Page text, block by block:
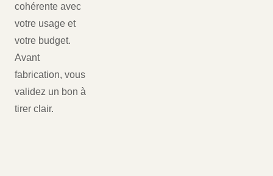
cohérente avec
votre usage et
votre budget.
Avant
fabrication, vous
validez un bon à
tirer clair.